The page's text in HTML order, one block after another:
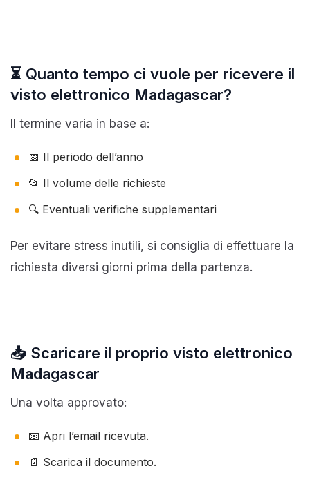
⏳ Quanto tempo ci vuole per ricevere il
visto elettronico Madagascar?
Il termine varia in base a:
📅 Il periodo dell’anno
📂 Il volume delle richieste
🔍 Eventuali verifiche supplementari
Per evitare stress inutili, si consiglia di effettuare la
richiesta diversi giorni prima della partenza.
📥 Scaricare il proprio visto elettronico
Madagascar
Una volta approvato:
📧 Apri l’email ricevuta.
📄 Scarica il documento.